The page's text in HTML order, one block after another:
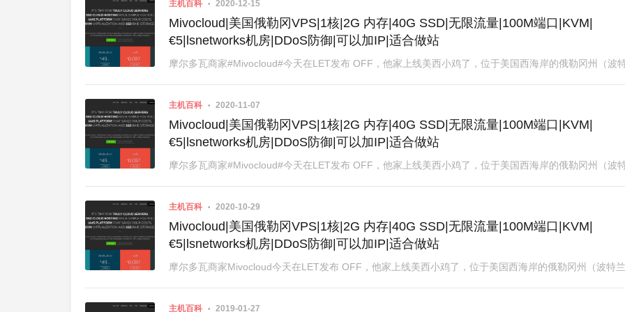
主机百科 2020-12-15
Mivocloud|美国俄勒冈VPS|1核|2G 内存|40G SSD|无限流量|100M端口|KVM|
€5|lsnetworks机房|DDoS防御|可以加IP|适合做站
摩尔多瓦商家#Mivocloud#今天在LET发布 OFF，他家上线美西小鸡了，位于美国西海岸的俄勒冈州（波
主机百科 2020-11-07
Mivocloud|美国俄勒冈VPS|1核|2G 内存|40G SSD|无限流量|100M端口|KVM|
€5|lsnetworks机房|DDoS防御|可以加IP|适合做站
摩尔多瓦商家#Mivocloud#今天在LET发布 OFF，他家上线美西小鸡了，位于美国西海岸的俄勒冈州（波
主机百科 2020-10-29
Mivocloud|美国俄勒冈VPS|1核|2G 内存|40G SSD|无限流量|100M端口|KVM|
€5|lsnetworks机房|DDoS防御|可以加IP|适合做站
摩尔多瓦商家Mivocloud今天在LET发布 OFF，他家上线美西小鸡了，位于美国西海岸的俄勒冈州（波特
主机百科 2019-01-27